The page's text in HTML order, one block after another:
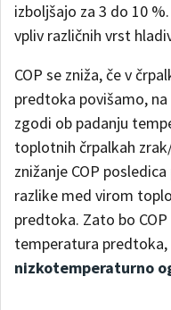
izboljšajo za 3 do 10
vpliv različnih vrst
COP se zniža, če v
predtoka povišamo, na
zgodi ob padanju
toplotnih črpalkah
znižanje COP
razlike med virom
predtoka. Zato bo
temperatura predtoka,
nizkotemperaturno